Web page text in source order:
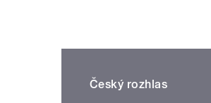
Český rozhlas